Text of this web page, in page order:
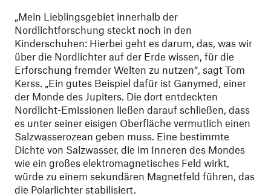
„Mein Lieblingsgebiet innerhalb der
Nordlichtforschung steckt noch in den
Kinderschuhen: Hierbei geht es darum, das, was wir
über die Nordlichter auf der Erde wissen, für die
Erforschung fremder Welten zu nutzen“, sagt Tom
Kerss. „Ein gutes Beispiel dafür ist Ganymed, einer
der Monde des Jupiters. Die dort entdeckten
Nordlicht-Emissionen ließen darauf schließen, dass
es unter seiner eisigen Oberfläche vermutlich einen
Salzwasserozean geben muss. Eine bestimmte
Dichte von Salzwasser, die im Inneren des Mondes
wie ein großes elektromagnetisches Feld wirkt,
würde zu einem sekundären Magnetfeld führen, das
die Polarlichter stabilisiert.